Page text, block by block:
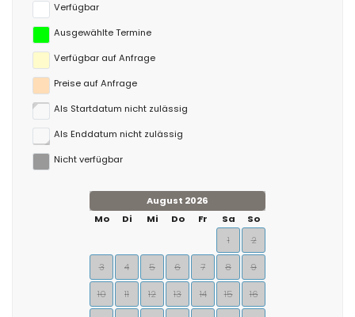
Verfügbar
Ausgewählte Termine
Verfügbar auf Anfrage
Preise auf Anfrage
Als Startdatum nicht zulässig
Als Enddatum nicht zulässig
Nicht verfügbar
August 2026
Mo
Di Mi Do Fr Sa
So
1
2
3 4 5 6 7 8 9
10 11 12 13 14 15 16